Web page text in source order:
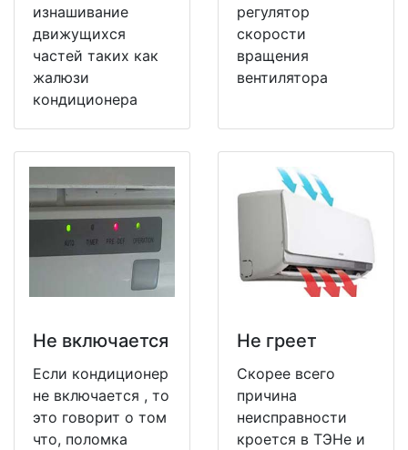
изнашивание
движущихся
частей таких как
жалюзи
кондиционера
регулятор
скорости
вращения
вентилятора
Не включается
Если кондиционер
не включается , то
это говорит о том
что, поломка
Не греет
Скорее всего
причина
неисправности
кроется в ТЭНе и